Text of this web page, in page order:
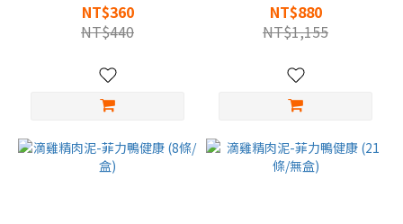
NT$360
NT$440
NT$880
NT$1,155